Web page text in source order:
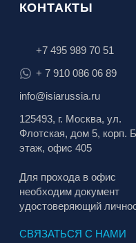
КОНТАКТЫ
+7 495 989 70 51
+ 7 910 086 06 89
info@isiarussia.ru
125493, г. Москва, ул.
Флотская, дом 5, корп.
этаж, офис 405
Для прохода в офис
необходим документ
удостоверяющий
СВЯЗАТЬСЯ С НАМИ